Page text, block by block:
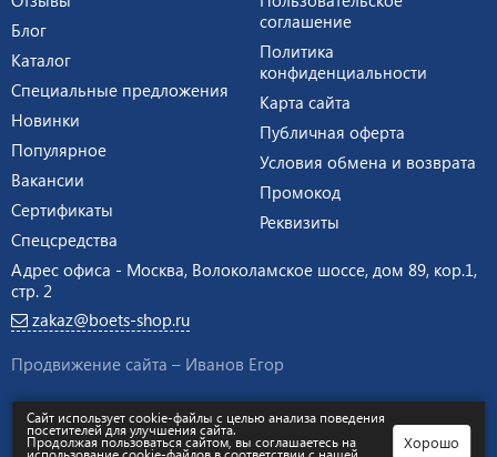
Блог
Каталог
Специальные предложения
Новинки
Популярное
Вакансии
Сертификаты
Спецсредства
соглашение
Политика
конфиденциальности
Карта сайта
Публичная оферта
Условия обмена и возврата
Промокод
Реквизиты
Адрес офиса - Москва, Волоколамское шоссе, дом 89, кор.1,
стр. 2
zakaz@boets-shop.ru
Продвижение сайта – Иванов Егор
Интернет-магазин экипировки и оборудования для силовых
структур © 2008 - 2026
ИП Галкин Андрей Геннадиевич ИНН 773322472889 ОГРНИП
Сайт использует cookie-файлы с целью анализа поведения
посетителей для улучшения сайта.
Продолжая пользоваться сайтом, вы соглашаетесь на Хорошо